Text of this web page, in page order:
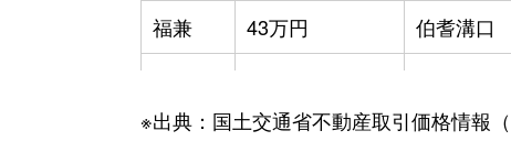
福兼
43万円 伯耆溝口
丸山
570万円 岸本
※出典：国土交通省不動産取引価格情報（